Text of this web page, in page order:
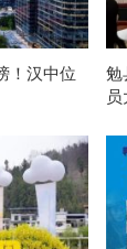
！汉中位
勉